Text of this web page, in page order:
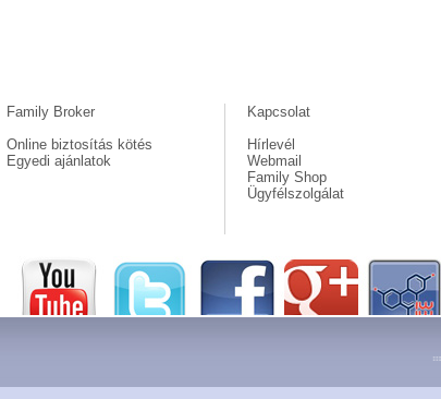
Family Broker
Online biztosítás kötés
Egyedi ajánlatok
Kapcsolat
Hírlevél
Webmail
Family Shop
Ügyfélszolgálat